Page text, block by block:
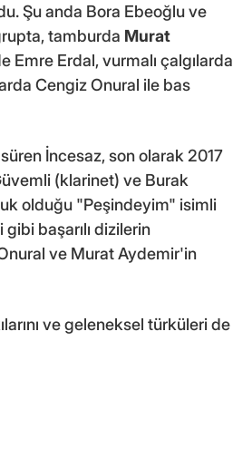
Şu anda Bora Ebeoğlu ve
tamburda Murat
Emre Erdal, vurmalı çalgılarda
Cengiz Onural ile bas
İncesaz, son olarak 2017
(klarinet) ve Burak
olduğu "Peşindeyim" isimli
başarılı dizilerin
ve Murat Aydemir'in
ve geleneksel türküleri de